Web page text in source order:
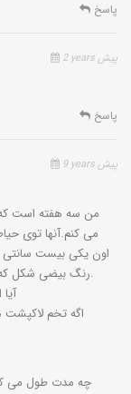
پاسخ
2 years پیش
پاسخ
9 years پیش
من سه هفته است که
می کنم.آنها توی
اون یکی بیست سانتی
رنگ بیضی شکل که تقریبا دو سانت و نیم هستند پیدا کردم.
اگه تخم لاکپشت
چه مدت طول می